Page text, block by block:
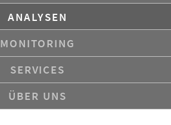
ANALYSEN
MONITORING
SERVICES
ÜBER UNS